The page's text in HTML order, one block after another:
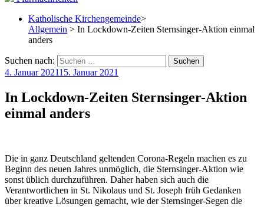
Katholische Kirchengemeinde>
Allgemein > In Lockdown-Zeiten Sternsinger-Aktion einmal
anders
Suchen nach:
4. Januar 202115. Januar 2021
In Lockdown-Zeiten Sternsinger-Aktion
einmal anders
Die in ganz Deutschland geltenden Corona-Regeln machen es zu
Beginn des neuen Jahres unmöglich, die Sternsinger-Aktion wie
sonst üblich durchzuführen. Daher haben sich auch die
Verantwortlichen in St. Nikolaus und St. Joseph früh Gedanken
über kreative Lösungen gemacht, wie der Sternsinger-Segen die